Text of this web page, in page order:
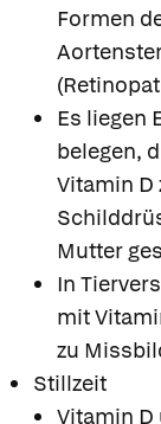
Formen
Es liegen
belegen,
Vitamin D
Mutter
In
mit
zu
Stillzeit
Vitamin